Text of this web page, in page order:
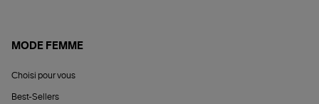
MODE FEMME
Choisi pour vous
Best-Sellers